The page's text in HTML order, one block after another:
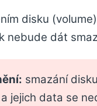
disku
nebude dát
smazání
jejich data se